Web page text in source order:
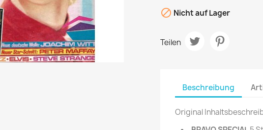
/ POLITIK /
Illustrierte Zeitschrift
Zeitschrift
Magazin
Bravo Screenfun
REISE &
Mare
TAGES &
 Nicht auf Lager
Teilen
Beschreibung
Original